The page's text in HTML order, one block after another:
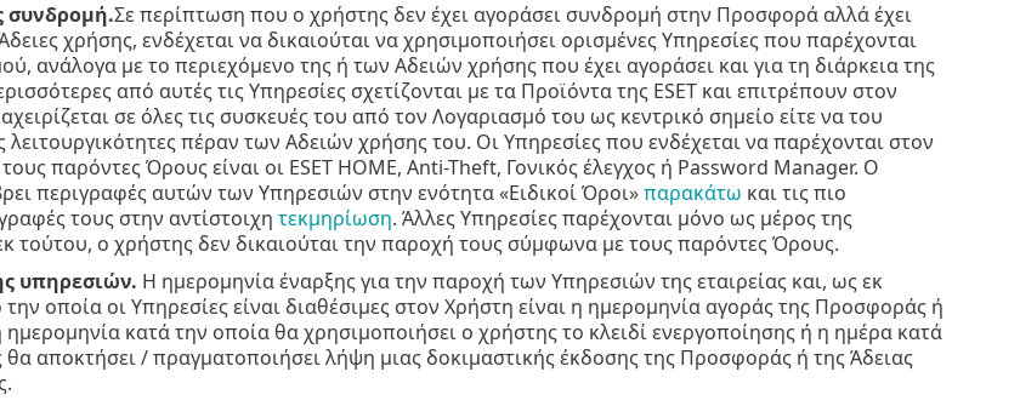
συνδρομή.Σε περίπτωση που ο χρήστης δεν έχει αγοράσει συνδρομή στην Προσφορά αλλά έχει
χρήσης, ενδέχεται να δικαιούται να χρησιμοποιήσει ορισμένες Υπηρεσίες που παρέχονται
ανάλογα με το περιεχόμενο της ή των Αδειών χρήσης που έχει αγοράσει και για τη διάρκεια της
από αυτές τις Υπηρεσίες σχετίζονται με τα Προϊόντα της ESET και επιτρέπουν στον
σε όλες τις συσκευές του από τον Λογαριασμό του ως κεντρικό σημείο είτε να του
πέραν των Αδειών χρήσης του. Οι Υπηρεσίες που ενδέχεται να παρέχονται στον
παρόντες Όρους είναι οι ESET HOME, Anti-Theft, Γονικός έλεγχος ή Password Manager. Ο
περιγραφές αυτών των Υπηρεσιών στην ενότητα «Ειδικοί Όροι»παρακάτω και τις πιο
τους στην αντίστοιχη τεκμηρίωση. Άλλες Υπηρεσίες παρέχονται μόνο ως μέρος της
τούτου, ο χρήστης δεν δικαιούται την παροχή τους σύμφωνα με τους παρόντες Όρους.
υπηρεσιών. Η ημερομηνία έναρξης για την παροχή των Υπηρεσιών της εταιρείας και, ως εκ
οποία οι Υπηρεσίες είναι διαθέσιμες στον Χρήστη είναι η ημερομηνία αγοράς της Προσφοράς ή
ημερομηνία κατά την οποία θα χρησιμοποιήσει ο χρήστης το κλειδί ενεργοποίησης ή η ημέρα κατά
αποκτήσει / πραγματοποιήσει λήψη μιας δοκιμαστικής έκδοσης της Προσφοράς ή της Άδειας